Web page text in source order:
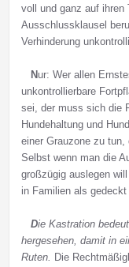
voll und ganz auf ihren
Ausschlussklausel
Verhinderung
Nur: Wer allen
unkontrollierbare
sei, der muss sich die
Hundehaltung und
einer Grauzone zu
Selbst wenn man die
großzügig auslegen
in Familien als
Die Kastration
hergesehen, damit in
Ruten. Die